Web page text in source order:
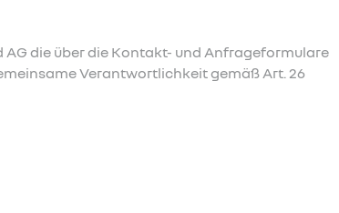
die über die Kontakt- und Anfrageformulare
Verantwortlichkeit gemäß Art. 26